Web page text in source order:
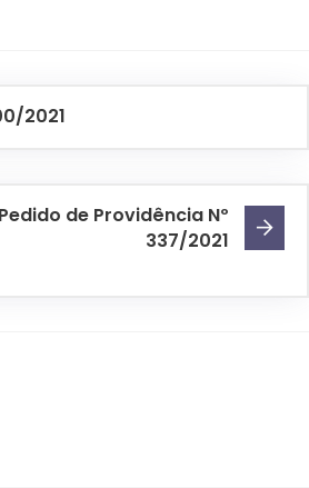
2021
Pedido de Providência Nº
337/2021